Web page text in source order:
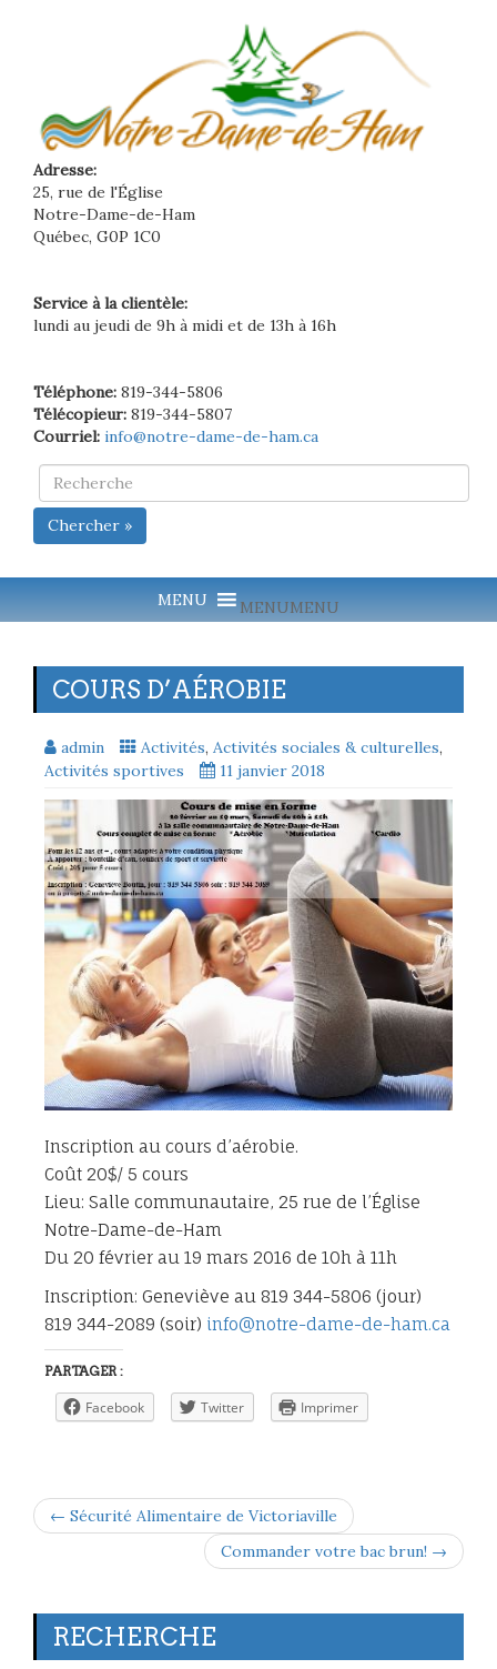
Adresse:
25, rue de l'Église
Notre-Dame-de-Ham
Québec, G0P 1C0
Service à la clientèle:
lundi au jeudi de 9h à midi et de 13h à 16h
Téléphone: 819-344-5806
Télécopieur: 819-344-5807
Courriel: info@notre-dame-de-ham.ca
Chercher »
MENUMENU
COURS D’AÉROBIE
admin Activités, Activités sociales & culturelles,
Activités sportives
11 janvier 2018
Inscription au cours d’aérobie.
Coût 20$/ 5 cours
Lieu: Salle communautaire, 25 rue de l’Église
Notre-Dame-de-Ham
Du 20 février au 19 mars 2016 de 10h à 11h
Inscription: Geneviève au 819 344-5806 (jour)
819 344-2089 (soir) info@notre-dame-de-ham.ca
PARTAGER :
Facebook Twitter Imprimer
← Sécurité Alimentaire de Victoriaville
Commander votre bac brun! →
RECHERCHE